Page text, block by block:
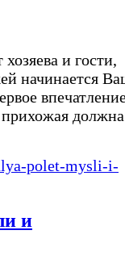
и гости,
начинается
прихожая должна
и